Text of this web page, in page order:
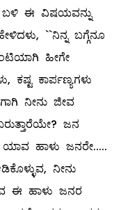
ಈ ವಿಷಯವನ್ನು
``ನಿನ್ನ ಬಗ್ಗೆನೂ
ಹೀಗೇ
ಕಷ್ಟ ಕಾರ್ಪಣ್ಯಗಳು
ನೀನು ಜೀವ
ಜನ
ಹಾಳು ಜನರೇ.....
ನೀನು
ಈ ಹಾಳು ಜನರ